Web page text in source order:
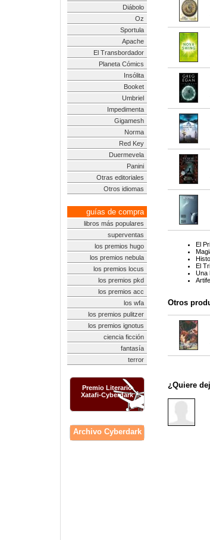
Diábolo
Oz
Sportula
Apache
El Transbordador
Planeta Cómics
Insólita
Booket
Umbriel
Impedimenta
Gigamesh
Norma
Red Key
Duermevela
Panini
Otras editoriales
Otros idiomas
guías de compra
libros más populares
superventas
los premios hugo
los premios nebula
los premios locus
los premios pkd
los premios acc
los wfa
los premios pulitzer
los premios ignotus
ciencia ficción
fantasía
terror
Premio Literario
Xatafi-Cyberdark
Archivo Cyberdark
El
El
Una
Otros
¿Quiere